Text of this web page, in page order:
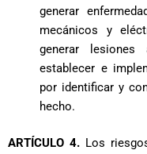
generar
mecánicos y
generar
establecer e
por identificar y
hecho.
ARTÍCULO 4.Los